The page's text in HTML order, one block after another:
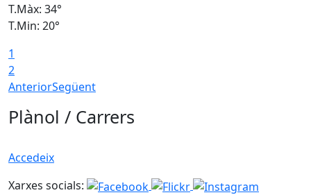
T.Màx: 34°
T.Min: 20°
1
2
AnteriorSegüent
Plànol / Carrers
Accedeix
Xarxes socials: